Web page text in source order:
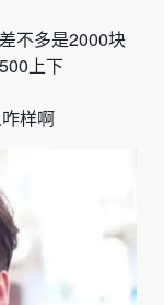
不多是2000块
500 上下
样啊